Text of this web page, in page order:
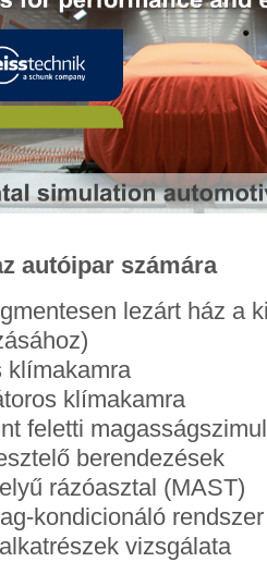
autóipar számára
lezárt ház a
klímakamra
klímakamra
feletti
berendezések
rázóasztal (MAST)
kondicionáló rendszer
vizsgálata